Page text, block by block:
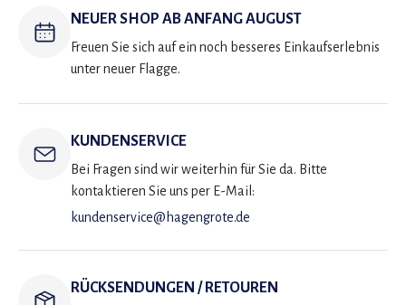
NEUER SHOP AB ANFANG AUGUST
Freuen Sie sich auf ein noch besseres Einkaufserlebnis
unter neuer Flagge.
KUNDENSERVICE
Bei Fragen sind wir weiterhin für Sie da. Bitte
kontaktieren Sie uns per E-Mail:
kundenservice@hagengrote.de
RÜCKSENDUNGEN / RETOUREN